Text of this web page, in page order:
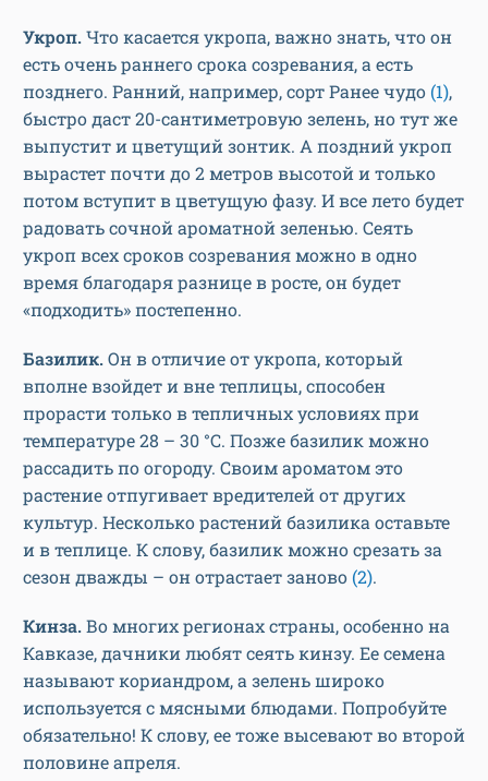
Укроп.Что касается укропа, важно знать, что он
есть очень раннего срока созревания, а есть
позднего. Ранний, например, сорт Ранее чудо (1),
быстро даст 20-сантиметровую зелень, но тут же
выпустит и цветущий зонтик. А поздний укроп
вырастет почти до 2 метров высотой и только
потом вступит в цветущую фазу. И все лето будет
радовать сочной ароматной зеленью. Сеять
укроп всех сроков созревания можно в одно
время благодаря разнице в росте, он будет
«подходить» постепенно.
Базилик.Он в отличие от укропа, который
вполне взойдет и вне теплицы, способен
прорасти только в тепличных условиях при
температуре 28 – 30 °С. Позже базилик можно
рассадить по огороду. Своим ароматом это
растение отпугивает вредителей от других
культур. Несколько растений базилика оставьте
и в теплице. К слову, базилик можно срезать за
сезон дважды – он отрастает заново (2).
Кинза.Во многих регионах страны, особенно на
Кавказе, дачники любят сеять кинзу. Ее семена
называют кориандром, а зелень широко
используется с мясными блюдами. Попробуйте
обязательно! К слову, ее тоже высевают во второй
половине апреля.